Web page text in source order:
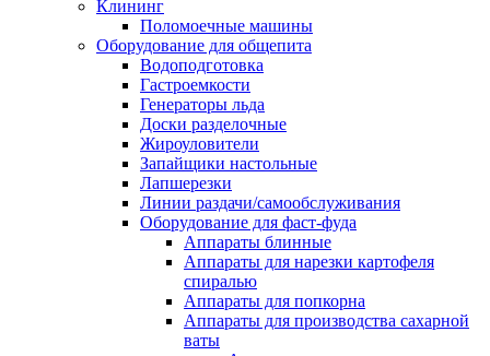
Клининг
Поломоечные машины
Оборудование для общепита
Водоподготовка
Гастроемкости
Генераторы льда
Доски разделочные
Жироуловители
Запайщики настольные
Лапшерезки
Линии раздачи/самообслуживания
Оборудование для фаст-фуда
Аппараты блинные
Аппараты для нарезки картофеля
спиралью
Аппараты для попкорна
Аппараты для производства сахарной
ваты